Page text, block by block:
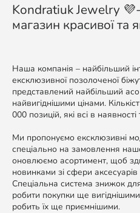
Kondratiuk Jewelry
магазин красивої та
Наша компанія – найбільший
ексклюзивної позолоченої
представлений найбільший
найвигіднішими цінами.
000 позицій, які всі в
Ми пропонуємо ексклюзивні
спеціально на замовлення
оновлюємо асортимент, щоб
новинками зі сфери
Спеціальна система знижок
робити покупки ще
робить їх ще приємнішими.